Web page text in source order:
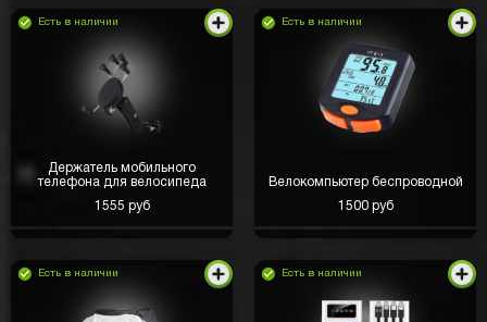
Есть в наличии
Держатель мобильного
телефона для велосипеда
1555 руб
Есть в наличии
Велокомпьютер беспроводной
1500 руб
Есть в наличии Есть в наличии